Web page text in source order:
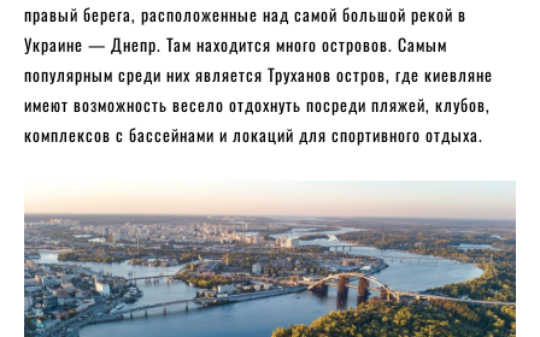
правый берега, расположенные над самой большой рекой в
Украине — Днепр. Там находится много островов. Самым
популярным среди них является Труханов остров, где киевляне
имеют возможность весело отдохнуть посреди пляжей, клубов,
комплексов с бассейнами и локаций для спортивного отдыха.